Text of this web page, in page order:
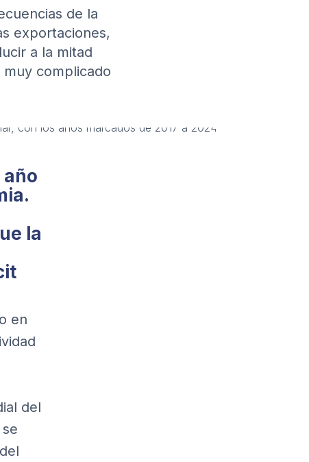
de la
exportaciones,
a la mitad
complicado
año
la
en
del